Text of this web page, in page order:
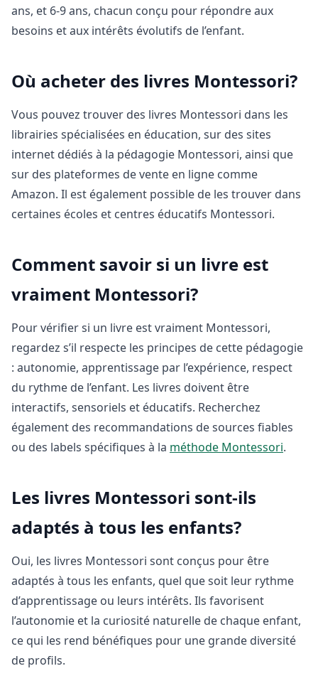
ans, et 6-9 ans, chacun conçu pour répondre aux
besoins et aux intérêts évolutifs de l’enfant.
Où acheter des livres Montessori?
Vous pouvez trouver des livres Montessori dans les
librairies spécialisées en éducation, sur des sites
internet dédiés à la pédagogie Montessori, ainsi que
sur des plateformes de vente en ligne comme
Amazon. Il est également possible de les trouver dans
certaines écoles et centres éducatifs Montessori.
Comment savoir si un livre est
vraiment Montessori?
Pour vérifier si un livre est vraiment Montessori,
regardez s’il respecte les principes de cette pédagogie
: autonomie, apprentissage par l’expérience, respect
du rythme de l’enfant. Les livres doivent être
interactifs, sensoriels et éducatifs. Recherchez
également des recommandations de sources fiables
ou des labels spécifiques à la méthode Montessori.
Les livres Montessori sont-ils
adaptés à tous les enfants?
Oui, les livres Montessori sont conçus pour être
adaptés à tous les enfants, quel que soit leur rythme
d’apprentissage ou leurs intérêts. Ils favorisent
l’autonomie et la curiosité naturelle de chaque enfant,
ce qui les rend bénéfiques pour une grande diversité
de profils.